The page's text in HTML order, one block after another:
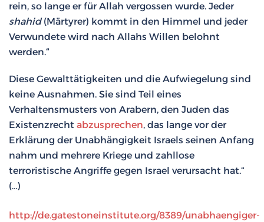
rein, so lange er für Allah vergossen wurde. Jeder
shahid(Märtyrer) kommt in den Himmel und jeder
Verwundete wird nach Allahs Willen belohnt
werden.“
Diese Gewalttätigkeiten und die Aufwiegelung sind
keine Ausnahmen. Sie sind Teil eines
Verhaltensmusters von Arabern, den Juden das
Existenzrecht abzusprechen, das lange vor der
Erklärung der Unabhängigkeit Israels seinen Anfang
nahm und mehrere Kriege und zahllose
terroristische Angriffe gegen Israel verursacht hat.“
(…)
http://de.gatestoneinstitute.org/8389/unabhaengiger-